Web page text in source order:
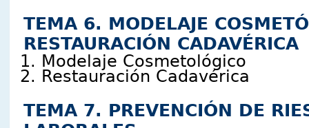
TEMA 6. MODELAJE
RESTAURACIÓN CADAVÉRICA
Modelaje Cosmetológico
Restauración Cadavérica
TEMA 7. PREVENCIÓN DE